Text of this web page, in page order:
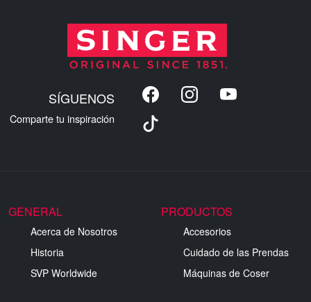
SÍGUENOS
Comparte tu inspiración
GENERAL
Acerca de Nosotros
Historia
SVP Worldwide
PRODUCTOS
Accesorios
Cuidado de las Prendas
Máquinas de Coser